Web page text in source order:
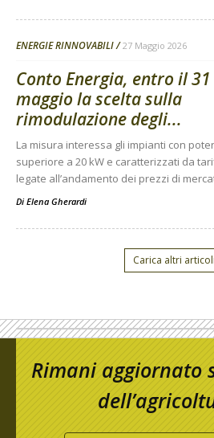
ENERGIE RINNOVABILI 27 Maggio 2026
Conto Energia, entro il 31
maggio la scelta sulla
rimodulazione degli...
La misura interessa gli impianti con
superiore a 20 kW e caratterizzati da
legate all’andamento dei prezzi di
Di Elena Gherardi
Carica altri articoli
Rimani aggiornato